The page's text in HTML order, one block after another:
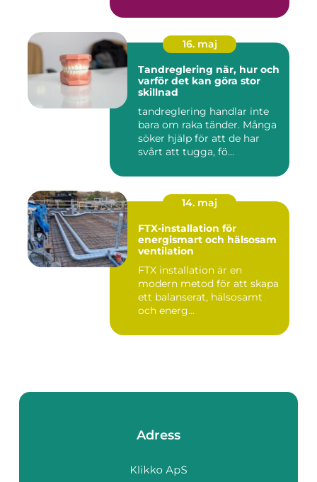
16. maj
Tandreglering när, hur och
varför det kan göra stor
skillnad
tandreglering handlar inte
bara om raka tänder. Många
söker hjälp för att de har
svårt att tugga, fö...
14. maj
FTX-installation för
energismart och hälsosam
ventilation
FTX installation är en
modern metod för att skapa
ett balanserat, hälsosamt
och energ...
Adress